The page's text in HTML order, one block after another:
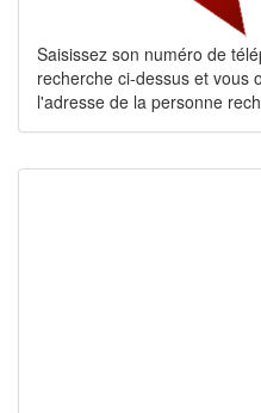
Saisissez son numéro de
recherche ci-dessus et vous
l'adresse de la personne